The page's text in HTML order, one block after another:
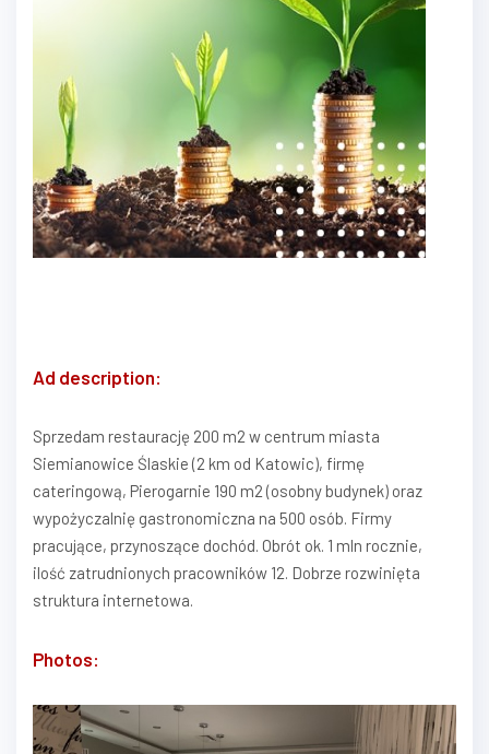
Ad description:
Sprzedam restaurację 200 m2 w centrum miasta
Siemianowice Ślaskie (2 km od Katowic), firmę
cateringową, Pierogarnie 190 m2 (osobny budynek) oraz
wypożyczalnię gastronomiczna na 500 osób. Firmy
pracujące, przynoszące dochód. Obrót ok. 1 mln rocznie,
ilość zatrudnionych pracowników 12. Dobrze rozwinięta
struktura internetowa.
Photos: